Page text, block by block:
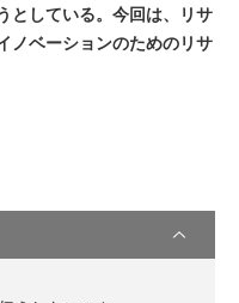
としている。今回は、リサ
ノベーションのためのリサ